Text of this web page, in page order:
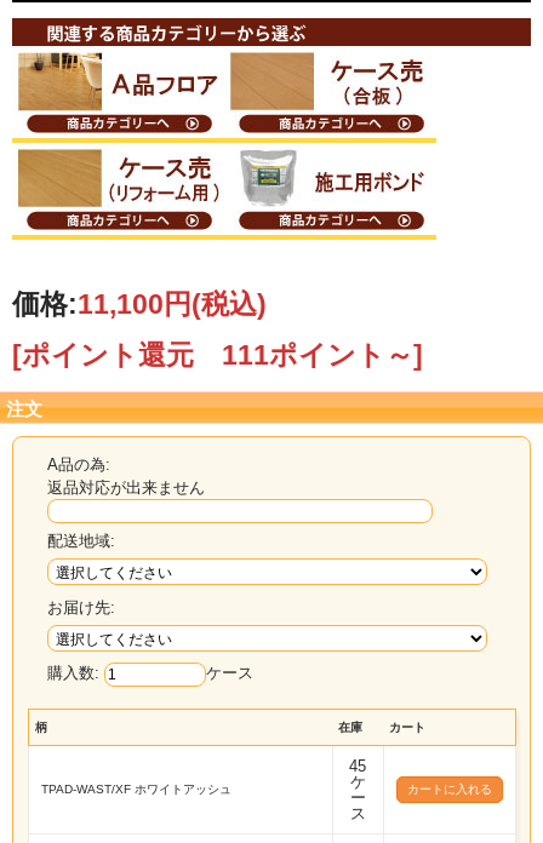
価格:11,100円(税込)
[ポイント還元 111ポイント～]
注文
A品の為:
返品対応が出来ません
配送地域:
お届け先:
購入数: ケース
柄 在庫 カート
TPAD-WAST/XF ホワイトアッシュ
45
ケ
ー
ス